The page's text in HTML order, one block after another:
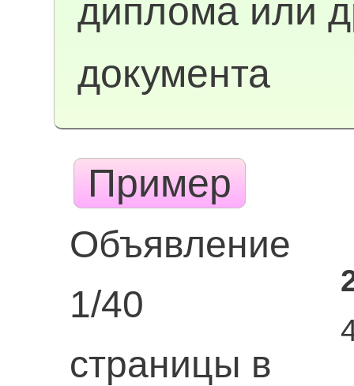
диплома или
документа
Пример
Объявление
1/40
страницы в